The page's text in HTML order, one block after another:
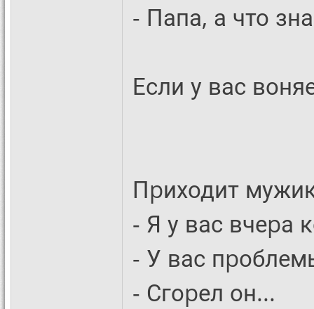
- Папа, а что
Если у вас
Пpиходит
- Я у вас вчеpа
- У вас
- Сгоpел он...